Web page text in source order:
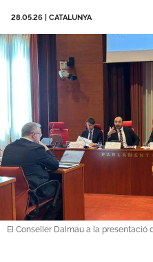
28.05.26 CATALUNYA
El Conseller Dalmau a la presentació